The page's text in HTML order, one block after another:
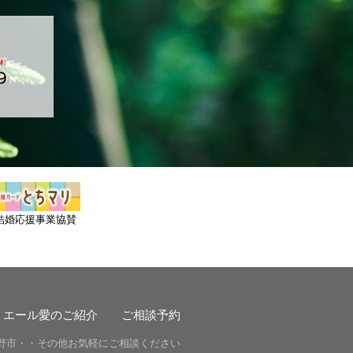
婚応援事業協賛
エール愛のご紹介 ご相談予約
市・・その他お気軽にご相談ください